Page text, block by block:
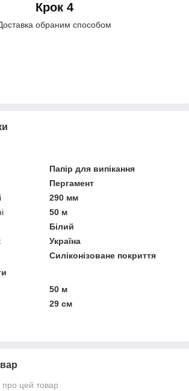
Крок 4
обраним способом
Папір для випікання
Пергамент
290 мм
50 м
Білий
Україна
Силіконізоване покриття
50 м
29 см
про цей товар